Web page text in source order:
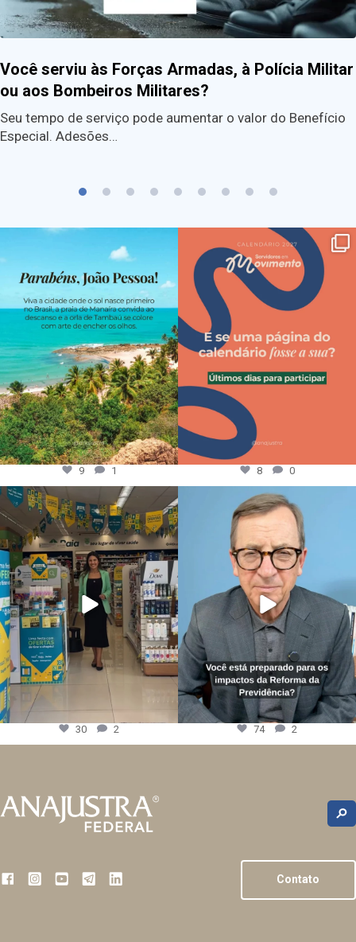
Você serviu às Forças Armadas, à Polícia Militar
ou aos Bombeiros Militares?
Seu tempo de serviço pode aumentar o valor do Benefício
Especial. Adesões…
9 1 8 0
30 2 74 2
Contato